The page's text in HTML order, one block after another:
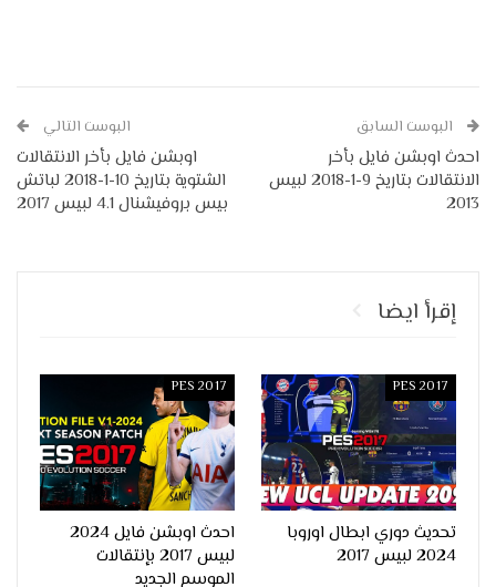
البوست السابق
احدث اوبشن فايل بأخر
الانتقالات بتاريخ 9-1-2018 لبيس
2013
البوست التالي
اوبشن فايل بأخر الانتقالات
الشتوية بتاريخ 10-1-2018 لباتش
بيس بروفيشنال 4.1 لبيس 2017
إقرأ ايضا
PES 2017
تحديث دوري ابطال اوروبا
2024 لبيس 2017
PES 2017
احدث اوبشن فايل 2024
لبيس 2017 بإنتقالات
الموسم الجديد